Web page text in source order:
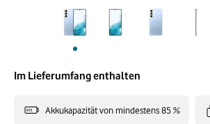
Im Lieferumfang enthalten
Akkukapazität von mindestens 85 %